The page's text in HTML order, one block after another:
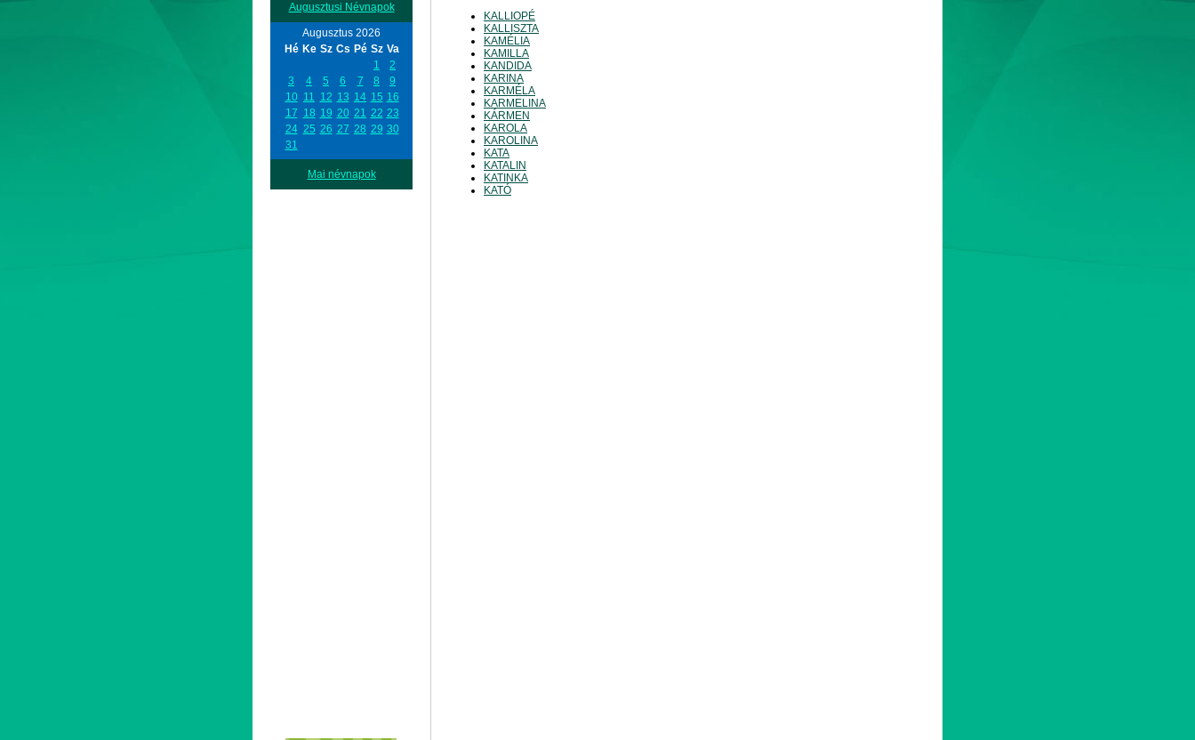
Augusztusi Névnapok
Augusztus 2026
Hé Ke Sz Cs Pé Sz Va
1
2
3
4 5 6 7 8
9
10 11 12 13 14 15 16
17 18 19 20 21 22 23
24 25 26 27 28 29 30
31
Mai névnapok
KALLIOPÉ
KALLISZTA
KAMÉLIA
KAMILLA
KANDIDA
KARINA
KARMÉLA
KARMELINA
KÁRMEN
KAROLA
KAROLINA
KATA
KATALIN
KATINKA
KATÓ